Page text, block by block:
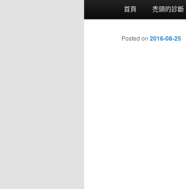
跳
到
首頁 禿頭的診斷
Posted on 2016-08-25